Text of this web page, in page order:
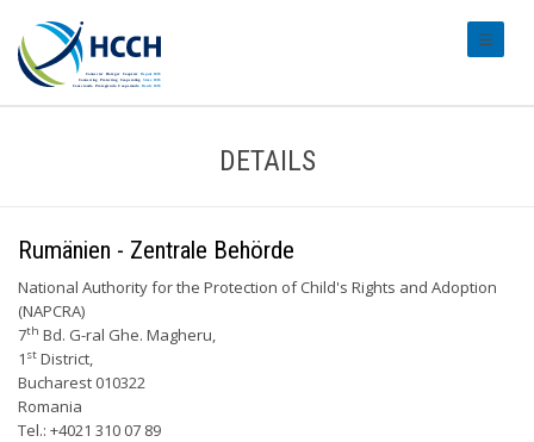
DETAILS
Rumänien - Zentrale Behörde
National Authority for the Protection of Child's Rights and Adoption
(NAPCRA)
7th Bd. G-ral Ghe. Magheru,
1 st District,
Bucharest 010322
Romania
Tel.: +4021 310 07 89